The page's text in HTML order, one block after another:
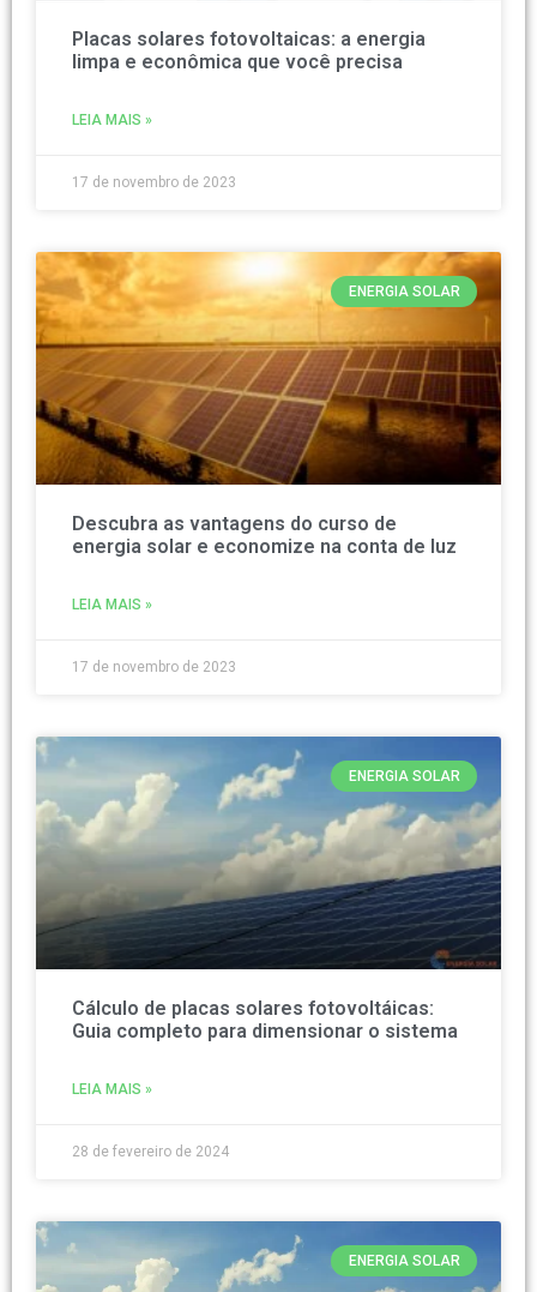
Placas solares fotovoltaicas: a energia
limpa e econômica que você precisa
LEIA MAIS »
17 de novembro de 2023
ENERGIA SOLAR
Descubra as vantagens do curso de
energia solar e economize na conta de luz
LEIA MAIS »
17 de novembro de 2023
ENERGIA SOLAR
Cálculo de placas solares fotovoltáicas:
Guia completo para dimensionar o sistema
LEIA MAIS »
28 de fevereiro de 2024
ENERGIA SOLAR